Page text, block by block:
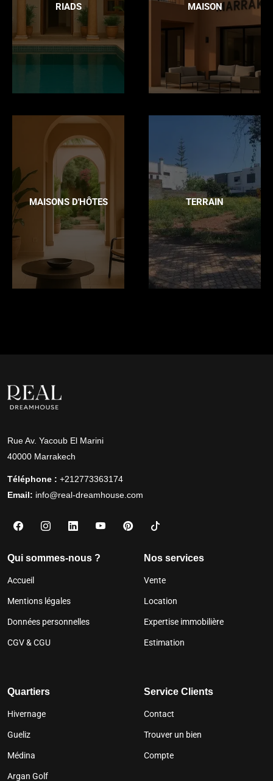
RIADS MAISON
MAISONS D'HÔTES TERRAIN
Rue Av. Yacoub El Marini
40000 Marrakech
Téléphone : +212773363174
Email: info@real-dreamhouse.com
Qui sommes-nous ?
Accueil
Mentions légales
Données personnelles
CGV & CGU
Nos services
Vente
Location
Expertise immobilière
Estimation
Quartiers
Hivernage
Gueliz
Médina
Argan Golf
Service Clients
Contact
Trouver un bien
Compte